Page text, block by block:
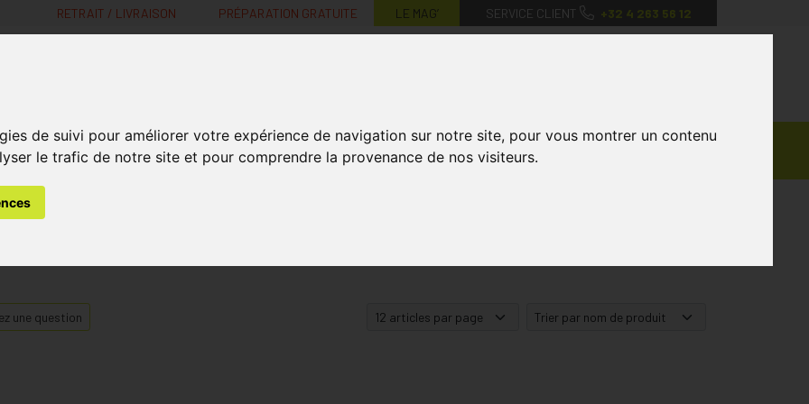
de suivi pour améliorer votre expérience de navigation sur notre site, pour vous montrer un contenu
le trafic de notre site et pour comprendre la provenance de nos visiteurs.
RETRAIT / LIVRAISON PRÉPARATION GRATUITE LE MAG’ SERVICE CLIENT +32 4 263 56 12
Minceur
Nutrition -
Vitamines
Soins Bébé et
Grossesse
Médecines
naturelles
Bandagisterie Vétérinaire
Ventes
une question